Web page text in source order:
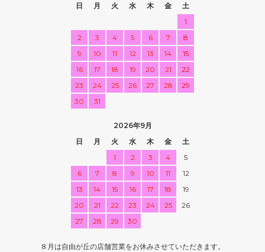
日
月 火 水 木 金
土
1
2
3 4 5 6 7
8
9
10 11 12 13 14
15
16
17 18 19 20 21
22
23
24 25 26 27 28
29
30
31
2026年9月
日
月 火 水 木 金
土
1
2 3 4
5
6
7 8 9 10 11
12
13
14 15 16 17 18
19
20
21 22 23 24 25
26
27
28 29 30
８月は自由が丘の店舗営業をお休みさせていただきます。